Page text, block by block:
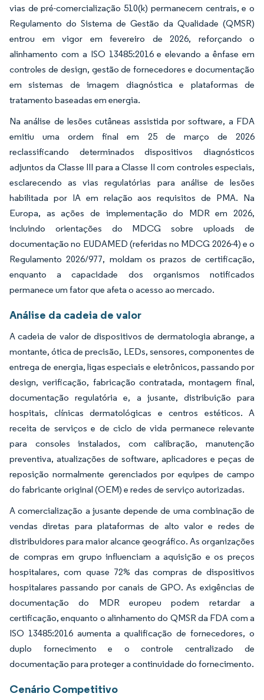
vias de pré-comercialização 510(k) permanecem centrais, e o
Regulamento do Sistema de Gestão da Qualidade (QMSR)
entrou em vigor em fevereiro de 2026, reforçando o
alinhamento com a ISO 13485:2016 e elevando a ênfase em
controles de design, gestão de fornecedores e documentação
em sistemas de imagem diagnóstica e plataformas de
tratamento baseadas em energia.
Na análise de lesões cutâneas assistida por software, a FDA
emitiu uma ordem final em 25 de março de 2026
reclassificando determinados dispositivos diagnósticos
adjuntos da Classe III para a Classe II com controles especiais,
esclarecendo as vias regulatórias para análise de lesões
habilitada por IA em relação aos requisitos de PMA. Na
Europa, as ações de implementação do MDR em 2026,
incluindo orientações do MDCG sobre uploads de
documentação no EUDAMED (referidas no MDCG 2026-4) e o
Regulamento 2026/977, moldam os prazos de certificação,
enquanto a capacidade dos organismos notificados
permanece um fator que afeta o acesso ao mercado.
Análise da cadeia de valor
A cadeia de valor de dispositivos de dermatologia abrange, a
montante, ótica de precisão, LEDs, sensores, componentes de
entrega de energia, ligas especiais e eletrônicos, passando por
design, verificação, fabricação contratada, montagem final,
documentação regulatória e, a jusante, distribuição para
hospitais, clínicas dermatológicas e centros estéticos. A
receita de serviços e de ciclo de vida permanece relevante
para consoles instalados, com calibração, manutenção
preventiva, atualizações de software, aplicadores e peças de
reposição normalmente gerenciados por equipes de campo
do fabricante original (OEM) e redes de serviço autorizadas.
A comercialização a jusante depende de uma combinação de
vendas diretas para plataformas de alto valor e redes de
distribuidores para maior alcance geográfico. As organizações
de compras em grupo influenciam a aquisição e os preços
hospitalares, com quase 72% das compras de dispositivos
hospitalares passando por canais de GPO. As exigências de
documentação do MDR europeu podem retardar a
certificação, enquanto o alinhamento do QMSR da FDA com a
ISO 13485:2016 aumenta a qualificação de fornecedores, o
duplo fornecimento e o controle centralizado de
documentação para proteger a continuidade do fornecimento.
Cenário Competitivo